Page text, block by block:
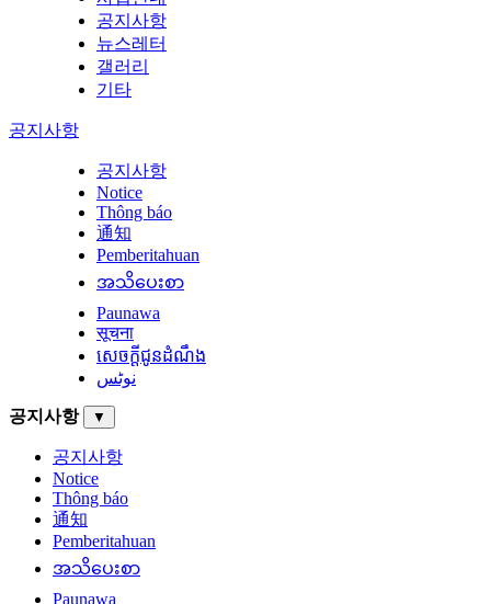
공지사항
뉴스레터
갤러리
기타
공지사항
공지사항
Notice
Thông báo
通知
Pemberitahuan
အသိပေးစာ
Paunawa
सूचना
សេចក្តីជូនដំណឹង
نوٹس
공지사항 ▼
공지사항
Notice
Thông báo
通知
Pemberitahuan
အသိပေးစာ
Paunawa